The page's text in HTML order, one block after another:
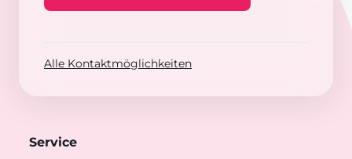
Alle Kontaktmöglichkeiten
Service